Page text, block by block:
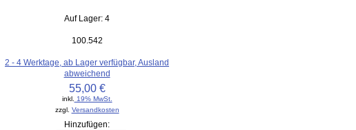
Auf Lager: 4
100.542
2 - 4 Werktage, ab Lager verfügbar, Ausland
abweichend
55,00 €
inkl. 19% MwSt.
zzgl. Versandkosten
Hinzufügen: